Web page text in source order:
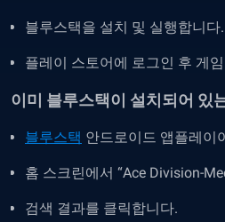
블루스택을 설치 및 실행합니다.
플레이 스토어에 로그인 후 게
이미 블루스택이 설치되어 있
블루스택 안드로이드 앱플레이
홈 스크린에서 “Ace Division-
검색 결과를 클릭합니다.